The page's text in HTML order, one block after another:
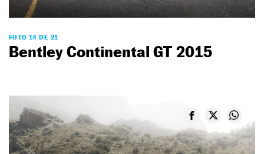
FOTO 14 DE 21
Bentley Continental GT 2015